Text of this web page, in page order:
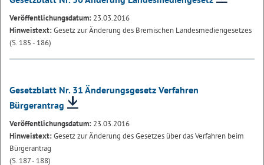
Veröffentlichungsdatum: 23.03.2016
Hinweistext:Gesetz zur Änderung des Bremischen Landesmediengesetzes
(S. 185 - 186)
Gesetzblatt Nr. 31 Änderungsgesetz Verfahren
Bürgerantrag
Veröffentlichungsdatum: 23.03.2016
Hinweistext:Gesetz zur Änderung des Gesetzes über das Verfahren beim
Bürgerantrag
(S. 187 - 188)